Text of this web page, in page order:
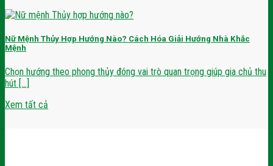
Nữ Mệnh Thủy Hợp Hướng Nào? Cách Hóa Giải Hướng Nhà Khắc
Mệnh
Chọn hướng theo phong thủy đóng vai trò quan trọng giúp gia chủ thu
hút [...]
Xem tất cả